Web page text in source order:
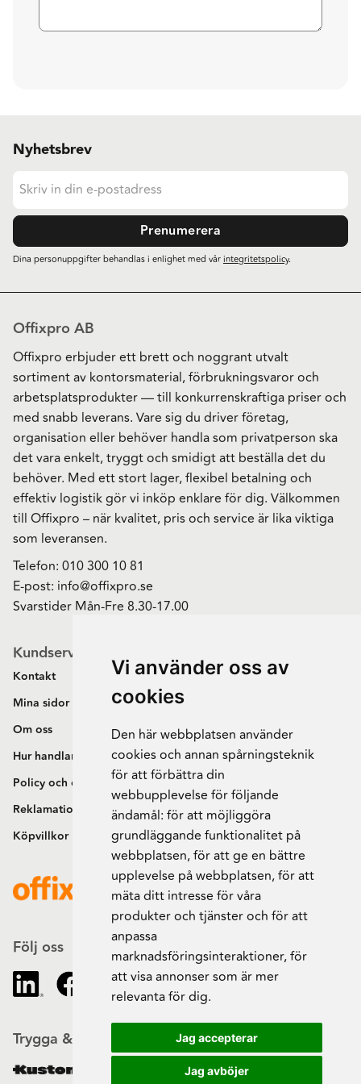
Vi använder oss av
cookies
Den här webbplatsen använder
cookies och annan spårningsteknik
för att förbättra din
webbupplevelse för följande
ändamål: för att möjliggöra
grundläggande funktionalitet på
webbplatsen,för att ge en bättre
upplevelse på webbplatsen,för att
mäta ditt intresse för våra
produkter och tjänster och för att
anpassa
marknadsföringsinteraktioner,för
att visa annonser som är mer
relevanta för dig.
Jag accepterar
Jag avböjer
Nyhetsbrev
Prenumerera
Dina personuppgifter behandlas i enlighet med vårintegritetspolicy.
Offixpro AB
Offixpro erbjuder ett brett och noggrant utvalt
sortiment av kontorsmaterial, förbrukningsvaror och
arbetsplatsprodukter — till konkurrenskraftiga priser och
med snabb leverans. Vare sig du driver företag,
organisation eller behöver handla som privatperson ska
det vara enkelt, tryggt och smidigt att beställa det du
behöver. Med ett stort lager, flexibel betalning och
effektiv logistik gör vi inköp enklare för dig. Välkommen
till Offixpro – när kvalitet, pris och service är lika viktiga
som leveransen.
Telefon: 010 300 10 81
E-post: info@offixpro.se
Svarstider Mån-Fre 8.30-17.00
Kundservice
Kontakt
Mina sidor
Om oss
Hur handlar jag?
Policy och cookies
Reklamation och retur
Köpvillkor
Följ oss
Trygga & säkra beställningar